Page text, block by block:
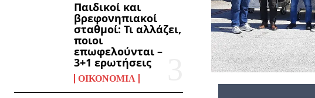
Παιδικοί και
βρεφονηπιακοί
σταθμοί: Τι αλλάζει,
ποιοι
επωφελούνται –
3+1 ερωτήσεις
ΟΙΚΟΝΟΜΊΑ